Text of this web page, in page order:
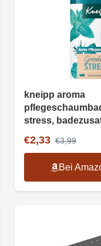
kneipp aroma
stress,
€2,33 €3,99
Bei